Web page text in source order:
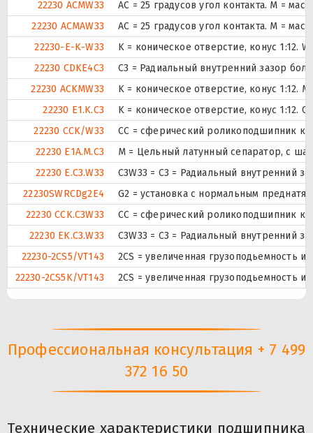
22230 ACMW33
AC = 25 градусов угол контакта. M =
22230 ACMAW33
AC = 25 градусов угол контакта. M =
22230-E-K-W33
K = коническое отверстие, конус 1:12.
22230 CDKE4C3
C3 = Радиальный внутренний зазор
22230 ACKMW33
K = коническое отверстие, конус 1:12.
22230 E1.K.C3
K = коническое отверстие, конус 1:12.
22230 CCK/W33
CC = сферический роликоподшипник
22230 E1A.M.C3
M = Цельный латунный сепаратор, с
22230 E.C3.W33
C3W33 = C3 = Радиальный внутренний
22230SWRCDg2E4
G2 = установка с нормальным
22230 CCK.C3W33
CC = сферический роликоподшипник
22230 EK.C3.W33
C3W33 = C3 = Радиальный внутренний
22230-2CS5/VT143
2CS = увеличенная грузоподьемность
22230-2CS5K/VT143
2CS = увеличенная грузоподьемность
Профессиональная консультация + 7 499
372 16 50
Технические характеристики подшипника